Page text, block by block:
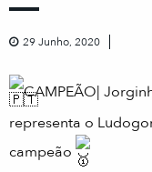
29 Junho, 2020
CAMPEÃO|
representa o
campeão